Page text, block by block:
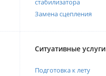
стабилизатора
Замена сцепления
Ситуативные услуги
Подготовка к лету